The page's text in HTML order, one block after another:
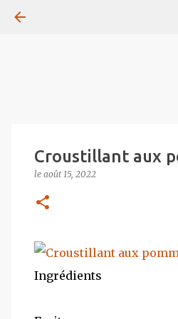
Croustillant aux
le août 15, 2022
Ingrédients